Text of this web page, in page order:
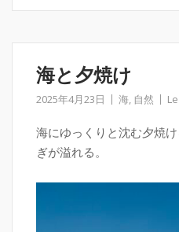
海と夕焼け
2025年4月23日 海 自然
海にゆっくりと沈む夕焼
ぎが溢れる。